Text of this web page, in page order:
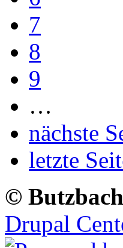
7
8
9
…
nächste
letzte
©
Drupal